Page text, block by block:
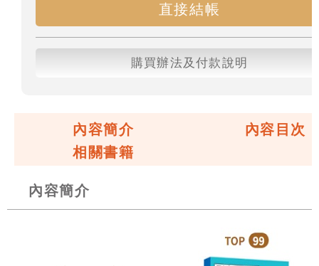
直接結帳
購買辦法及付款說明
內容簡介
內容目次
相關書籍
內容簡介